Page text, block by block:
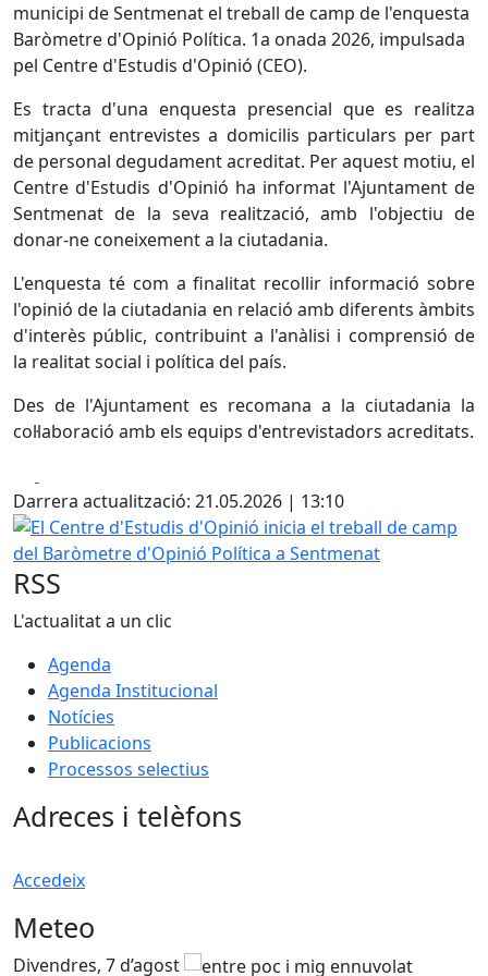
municipi de Sentmenat el treball de camp de l'enquesta
Baròmetre d'Opinió Política. 1a onada 2026, impulsada
pel Centre d'Estudis d'Opinió (CEO).
Es tracta d'una enquesta presencial que es realitza
mitjançant entrevistes a domicilis particulars per part
de personal degudament acreditat. Per aquest motiu, el
Centre d'Estudis d'Opinió ha informat l'Ajuntament de
Sentmenat de la seva realització, amb l'objectiu de
donar-ne coneixement a la ciutadania.
L'enquesta té com a finalitat recollir informació sobre
l'opinió de la ciutadania en relació amb diferents àmbits
d'interès públic, contribuint a l'anàlisi i comprensió de
la realitat social i política del país.
Des de l'Ajuntament es recomana a la ciutadania la
col·laboració amb els equips d'entrevistadors acreditats.
Darrera actualització: 21.05.2026 | 13:10
El Centre d'Estudis d'Opinió inicia el treball de camp del
RSS
L'actualitat a un clic
Agenda
Agenda Institucional
Notícies
Publicacions
Processos selectius
Adreces i telèfons
Accedeix
Meteo
Divendres, 7 d’agost